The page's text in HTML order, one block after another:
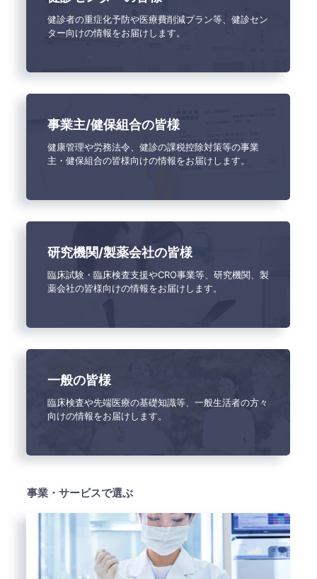
健診者の重症化予防や医療費削減プラン等、健診セン
ター向けの情報をお届けします。
事業主/健保組合の皆様
健康管理や労務法令、健診の課税控除対策等の事業
主・健保組合の皆様向けの情報をお届けします。
研究機関/製薬会社の皆様
臨床試験・臨床検査支援やCRO事業等、研究機関、製
薬会社の皆様向けの情報をお届けします。
一般の皆様
臨床検査や先端医療の基礎知識等、一般生活者の方々
向けの情報をお届けします。
事業・サービスで選ぶ